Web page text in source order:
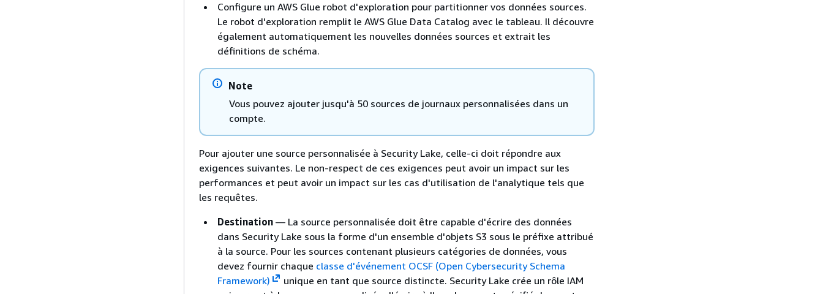
Configure un AWS Glue robot d'exploration pour partitionner vos données sources.
Le robot d'exploration remplit le AWS Glue Data Catalog avec le tableau. Il découvre
également automatiquement les nouvelles données sources et extrait les
définitions de schéma.
Note
Vous pouvez ajouter jusqu'à 50 sources de journaux personnalisées dans un
compte.
Pour ajouter une source personnalisée à Security Lake, celle-ci doit répondre aux
exigences suivantes. Le non-respect de ces exigences peut avoir un impact sur les
performances et peut avoir un impact sur les cas d'utilisation de l'analytique tels que
les requêtes.
Destination — La source personnalisée doit être capable d'écrire des données
dans Security Lake sous la forme d'un ensemble d'objets S3 sous le préfixe attribué
à la source. Pour les sources contenant plusieurs catégories de données, vous
devez fournir chaque classe d'événement OCSF (Open Cybersecurity Schema
Framework)
unique en tant que source distincte. Security Lake crée un rôle IAM